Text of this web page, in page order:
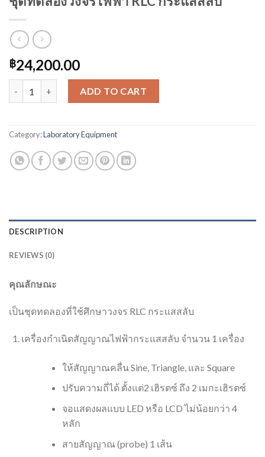
฿24,200.00
ADD TO CART
Category:Laboratory Equipment
DESCRIPTION
REVIEWS (0)
คุณลักษณะ
เป็นชุดทดลองที่ใช้ศึกษาวงจร RLC กระแสสลับ
เครื่องกำเนิดสัญญาณไฟฟ้ากระแสสลับ จำนวน 1 เครื่อง
ให้สัญญาณคลื่น Sine, Triangle, และ Square
ปรับความถี่ได้ ตั้งแต่2 เฮิรตซ์ ถึง 2 เมกะเฮิรตซ์
จอแสดงผลแบบ LED หรือ LCD ไม่น้อยกว่า 4
หลัก
สายสัญญาณ (probe) 1 เส้น